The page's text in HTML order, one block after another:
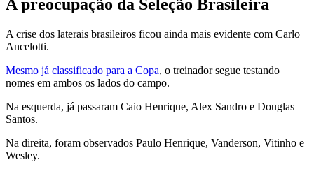
A preocupação da Seleção Brasileira
A crise dos laterais brasileiros ficou ainda mais evidente com Carlo
Ancelotti.
Mesmo já classificado para a Copa, o treinador segue testando
nomes em ambos os lados do campo.
Na esquerda, já passaram Caio Henrique, Alex Sandro e Douglas
Santos.
Na direita, foram observados Paulo Henrique, Vanderson, Vitinho e
Wesley.